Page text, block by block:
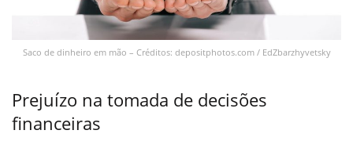
Saco de dinheiro em mão – Créditos: depositphotos.com / EdZbarzhyvetsky
Prejuízo na tomada de decisões
financeiras